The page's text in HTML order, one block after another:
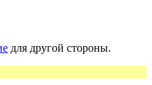
для другой стороны.